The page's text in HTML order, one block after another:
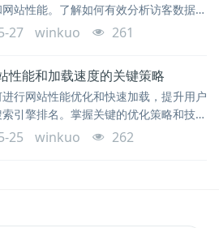
站性能。了解如何有效分析访客数据，
容和营销策略。西安云阔网络为您提供
27 winkuo 261
性能和加载速度的关键策略
行网站性能优化和快速加载，提升用户
引擎排名。掌握关键的优化策略和技
网站更快速、高效地加载。
25 winkuo 262